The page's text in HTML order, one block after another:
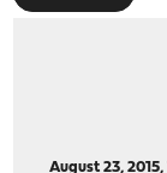
August 23, 2015,